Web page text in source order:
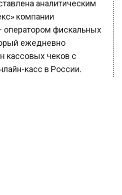
аналитическим
компании
фискальных
ежедневно
кассовых чеков с
касс в России.